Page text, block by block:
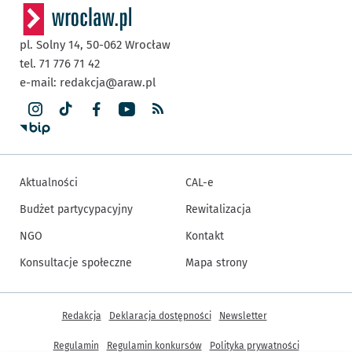
pl. Solny 14, 50-062 Wrocław
tel. 71 776 71 42
e-mail: redakcja@araw.pl
Aktualności
Budżet partycypacyjny
NGO
Konsultacje społeczne
CAL-e
Rewitalizacja
Kontakt
Mapa strony
Inne informacje
Redakcja Deklaracja dostępności Newsletter
Regulamin Regulamin konkursów Polityka prywatności